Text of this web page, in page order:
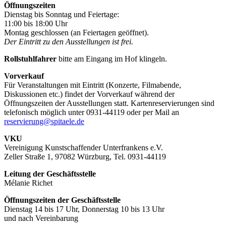
Öffnungszeiten
Dienstag bis Sonntag und Feiertage:
11:00 bis 18:00 Uhr
Montag geschlossen (an Feiertagen geöffnet).
Der Eintritt zu den Ausstellungen ist frei.
Rollstuhlfahrer bitte am Eingang im Hof klingeln.
Vorverkauf
Für Veranstaltungen mit Eintritt (Konzerte, Filmabende,
Diskussionen etc.) findet der Vorverkauf während der
Öffnungszeiten der Ausstellungen statt. Kartenreservierungen sind
telefonisch möglich unter 0931-44119 oder per Mail an
reservierung@spitaele.de
VKU
Vereinigung Kunstschaffender Unterfrankens e.V.
Zeller Straße 1, 97082 Würzburg, Tel. 0931-44119
Leitung der Geschäftsstelle
Mélanie Richet
Öffnungszeiten der Geschäftsstelle
Dienstag 14 bis 17 Uhr, Donnerstag 10 bis 13 Uhr
und nach Vereinbarung